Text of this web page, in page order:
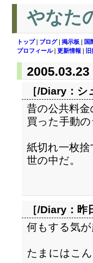
やなた
トップ| ブログ| 掲示板 国
プロフィール| 更新情報
2005.03.23
［/Diary： シ
昔の公共料
買った手動
紙切れ一枚
世の中だ。
［/Diary： 昨
何もする気
たまにはこ